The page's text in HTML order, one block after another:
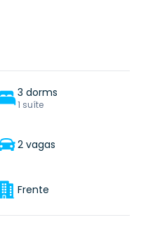
3 dorms
1 suíte
2 vagas
Frente